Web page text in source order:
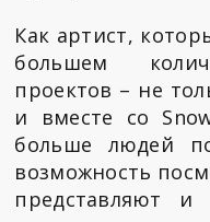
Как артист,
большем
проектов – не
и вместе со
больше людей
возможность
представляют и